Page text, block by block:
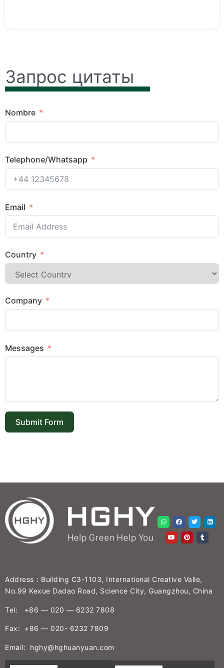
Запрос цитаты
Nombre
Telephone/Whatsapp
Email
Country
Company
Messages
Submit Form
Address：Building C3-1103, International Creative Valle,
No.99 Kexue Dadao Road, Science City, Guangzhou, China
Tel: +86 — 020 — 6232 7808
Fax: +86 — 020- 6232 7809
Email: hghy@hghuanyuan.com